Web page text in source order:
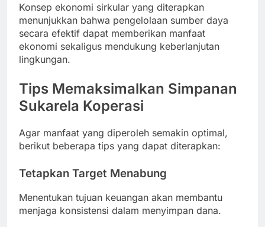
Konsep ekonomi sirkular yang diterapkan
menunjukkan bahwa pengelolaan sumber daya
secara efektif dapat memberikan manfaat
ekonomi sekaligus mendukung keberlanjutan
lingkungan.
Tips Memaksimalkan Simpanan
Sukarela Koperasi
Agar manfaat yang diperoleh semakin optimal,
berikut beberapa tips yang dapat diterapkan:
Tetapkan Target Menabung
Menentukan tujuan keuangan akan membantu
menjaga konsistensi dalam menyimpan dana.